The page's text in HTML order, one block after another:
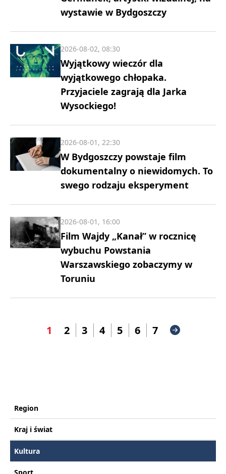
wystawie w Bydgoszczy
Wyjątkowy wieczór dla
wyjątkowego chłopaka.
Przyjaciele zagrają dla Jarka
Wysockiego!
2026-08-02, 08:30
W Bydgoszczy powstaje film
dokumentalny o niewidomych. To
swego rodzaju eksperyment
2026-08-01, 22:30
Film Wajdy „Kanał” w rocznicę
wybuchu Powstania
Warszawskiego zobaczymy w
Toruniu
2026-08-01, 16:00
1 2 3 4 5 6 7
Region
Kraj i świat
Kultura
Sport